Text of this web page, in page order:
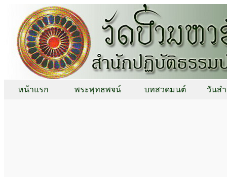
หน้าแรก พระพุทธพจน์ บทสวดมนต์ วันส